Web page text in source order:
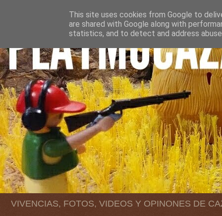
VIVENCIAS, FOTOS, VIDEOS Y OPINONES DE
This site uses cookies from Google to
are shared with Google along with
statistics, and to detect and address